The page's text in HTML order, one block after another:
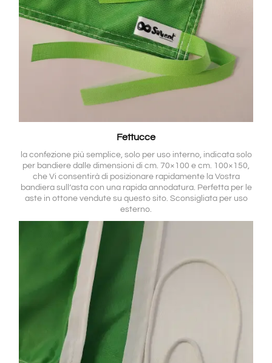
Fettucce
la confezione più semplice, solo per uso interno, indicata solo
per bandiere dalle dimensioni di cm. 70×100 e cm. 100×150,
che Vi consentirà di posizionare rapidamente la Vostra
bandiera sull’asta con una rapida annodatura. Perfetta per le
aste in ottone vendute su questo sito. Sconsigliata per uso
esterno.